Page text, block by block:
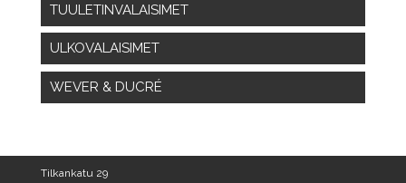
TUULETINVALAISIMET
ULKOVALAISIMET
WEVER & DUCRÉ
Tilkankatu 29